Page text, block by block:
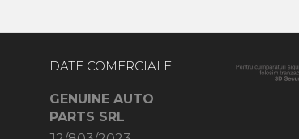
DATE COMERCIALE
GENUINE AUTO
PARTS SRL